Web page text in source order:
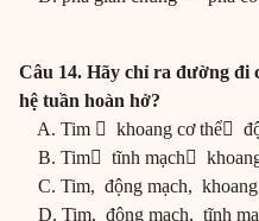
Câu 14. Hãy chỉ ra đường đi
hệ tuần hoàn hở?
A. Tim  khoang cơ thể
B. Tim tĩnh mạch
C. Tim, động mạch, khoang
D. Tim, động mạch, tĩnh